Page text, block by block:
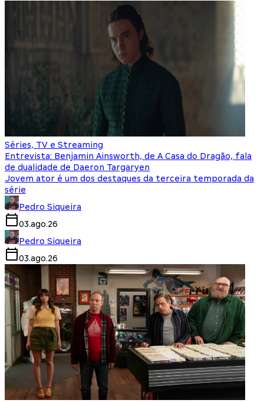
Séries, TV e Streaming
Entrevista: Benjamin Ainsworth, de A Casa do Dragão, fala
de dualidade de Daeron Targaryen
Jovem ator é um dos destaques da terceira temporada da
série
Pedro Siqueira
03.ago.26
Pedro Siqueira
03.ago.26